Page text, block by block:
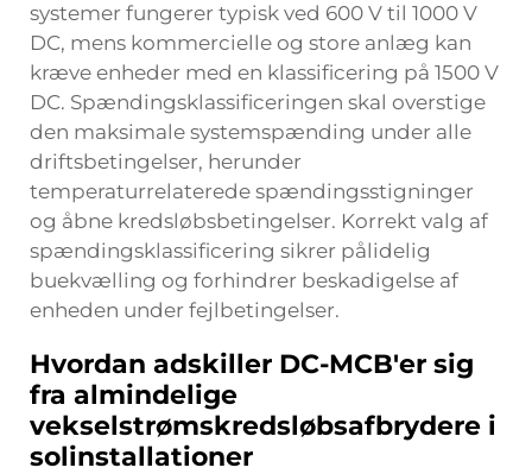
systemer fungerer typisk ved 600 V til 1000 V
DC, mens kommercielle og store anlæg kan
kræve enheder med en klassificering på 1500 V
DC. Spændingsklassificeringen skal overstige
den maksimale systemspænding under alle
driftsbetingelser, herunder
temperaturrelaterede spændingsstigninger
og åbne kredsløbsbetingelser. Korrekt valg af
spændingsklassificering sikrer pålidelig
buekvælling og forhindrer beskadigelse af
enheden under fejlbetingelser.
Hvordan adskiller DC-MCB'er sig
fra almindelige
vekselstrømskredsløbsafbrydere i
solinstallationer